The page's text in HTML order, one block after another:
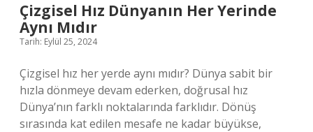
Çizgisel Hız Dünyanın Her Yerinde
Aynı Mıdır
Tarih: Eylül 25, 2024
Çizgisel hız her yerde aynı mıdır? Dünya sabit bir
hızla dönmeye devam ederken, doğrusal hız
Dünya’nın farklı noktalarında farklıdır. Dönüş
sırasında kat edilen mesafe ne kadar büyükse,